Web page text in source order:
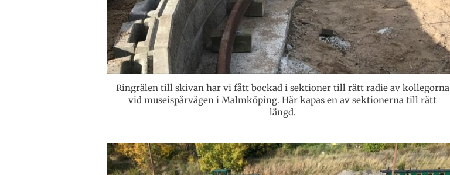
Ringrälen till skivan har vi fått bockad i sektioner till rätt radie av kollegorna
vid museispårvägen i Malmköping. Här kapas en av sektionerna till rätt
längd.